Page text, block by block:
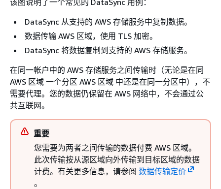
该图说明了一个常见的 DataSync 用例：
DataSync 从支持的 AWS 存储服务中复制数据。
数据传输 AWS 区域，使用 TLS 加密。
DataSync 将数据复制到支持的 AWS 存储服务。
在同一帐户中的 AWS 存储服务之间传输时（无论是在同
AWS 区域 一个分区 AWS 区域 中还是在同一分区中），不
需要代理。您的数据仍保留在 AWS 网络中，不会通过公
共互联网。
重要
您需要为两者之间传输的数据付费 AWS 区域。
此次传输按从源区域向外传输到目标区域的数据
计费。有关更多信息，请参阅 数据传输定价
。